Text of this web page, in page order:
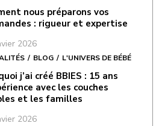
nous préparons vos
: rigueur et expertise
2026
BLOG L'UNIVERS DE BÉBÉ
j’ai créé BBIES : 15 ans
avec les couches
et les familles
2026